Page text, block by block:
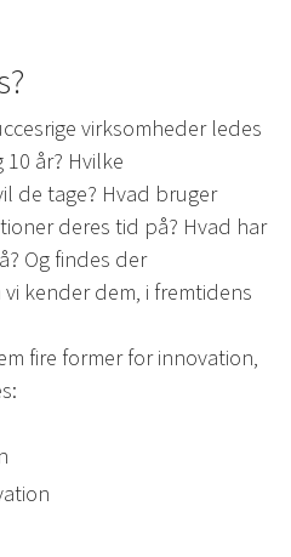
virksomheder ledes
år? Hvilke
de tage? Hvad bruger
deres tid på? Hvad har
Og findes der
kender dem, i fremtidens
fire former for innovation,